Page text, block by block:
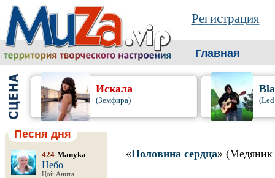
Регистрация
Главная
Искала
(Земфира)
Песня дня
424 Manyka
Небо
Цой Анита
«Половина сердца» (Медяник